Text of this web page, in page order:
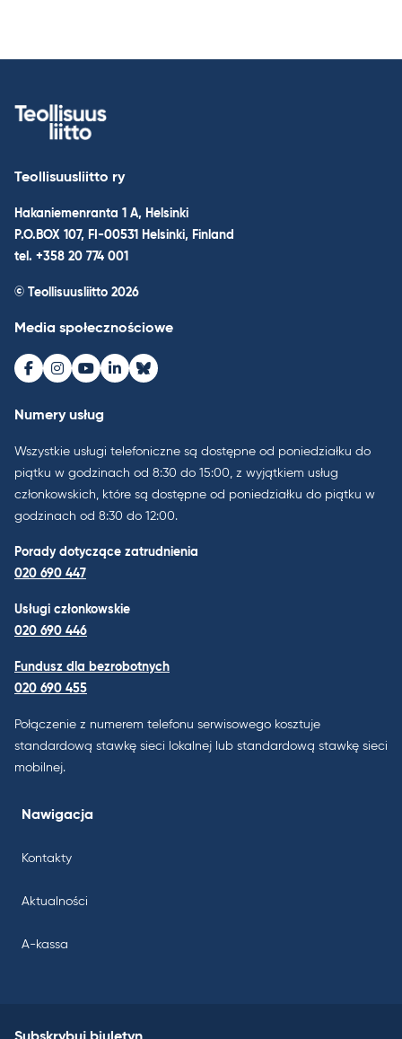
Teollisuusliitto ry
Hakaniemenranta 1 A, Helsinki
P.O.BOX 107, FI-00531 Helsinki, Finland
tel. +358 20 774 001
© Teollisuusliitto 2026
Media społecznościowe
Facebook
Instagram
Youtube
LinkedInBluesky
Numery usług
Wszystkie usługi telefoniczne są dostępne od poniedziałku do
piątku w godzinach od 8:30 do 15:00, z wyjątkiem usług
członkowskich, które są dostępne od poniedziałku do piątku w
godzinach od 8:30 do 12:00.
Porady dotyczące zatrudnienia
020 690 447
Usługi członkowskie
020 690 446
Fundusz dla bezrobotnych
020 690 455
Połączenie z numerem telefonu serwisowego kosztuje
standardową stawkę sieci lokalnej lub standardową stawkę sieci
mobilnej.
Nawigacja
Kontakty
Aktualności
A-kassa